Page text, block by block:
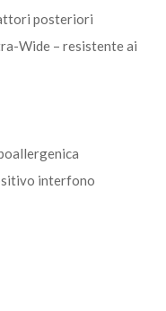
posteriori
Wide – resistente ai
interfono